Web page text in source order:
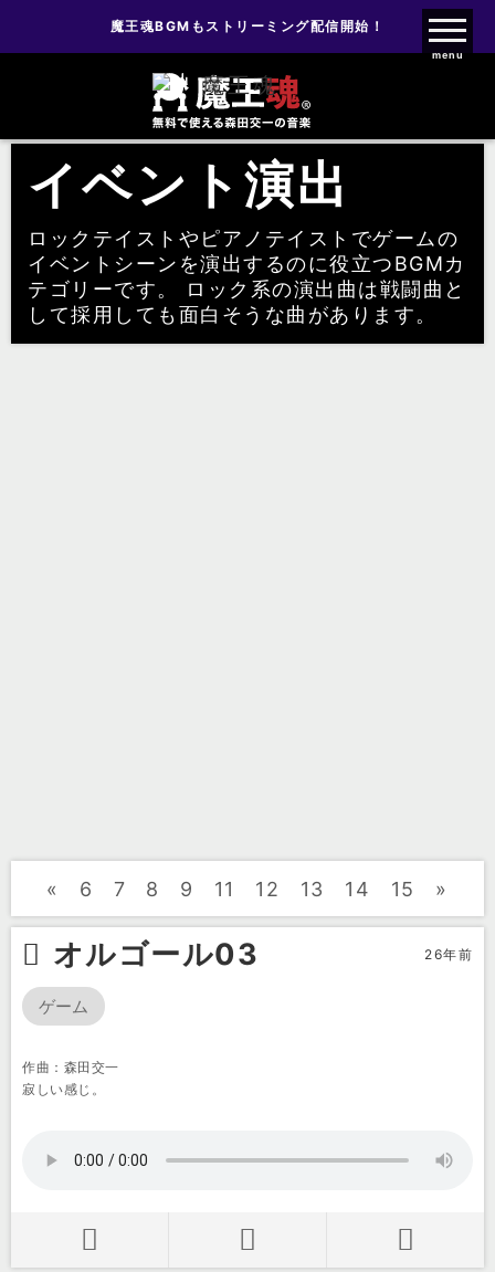
魔王魂ファンクラブ
魔王魂BGMもストリーミング配信開始！
menu
旧ゲーム音楽 イベント演出
イベント演出
ロックテイストやピアノテイストでゲームの
イベントシーンを演出するのに役立つBGMカ
テゴリーです。 ロック系の演出曲は戦闘曲と
して採用しても面白そうな曲があります。
« 6 7 8 9 11 12 13 14 15 »
オルゴール03 26年前
ゲーム
作曲：森田交一
寂しい感じ。